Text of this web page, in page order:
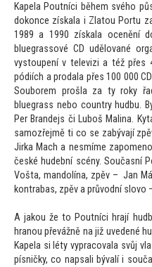
Kapela Poutníci během svého
dokonce získala i Zlatou Portu
1989 a 1990 získala ocenění
bluegrassové CD udělované
vystoupení v televizi a též přes
pódiích a prodala přes 100 000
Souborem prošla za ty roky
bluegrass nebo country hudbu.
Per Brandejs či Luboš Malina.
samozřejmě ti co se zabývají
Jirka Mach a nesmíme
české hudební scény. Současní
Vošta, mandolína, zpěv – Jan
kontrabas, zpěv a průvodní slovo
A jakou že to Poutníci hrají
hranou převážně na již uvedené
Kapela si léty vypracovala svůj
písničky, co napsali bývalí i